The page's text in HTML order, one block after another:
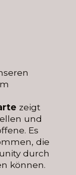
zeigt
und
Es
die
durch
können.